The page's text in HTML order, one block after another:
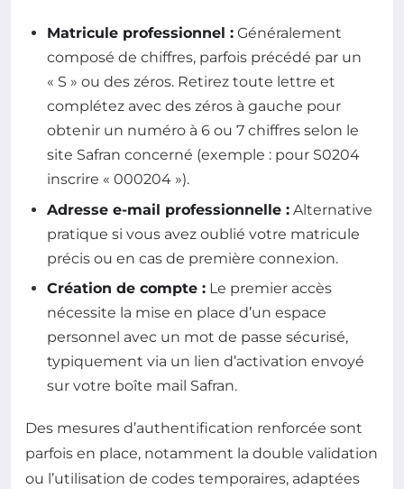
Matricule professionnel : Généralement
composé de chiffres, parfois précédé par un
« S » ou des zéros. Retirez toute lettre et
complétez avec des zéros à gauche pour
obtenir un numéro à 6 ou 7 chiffres selon le
site Safran concerné (exemple : pour S0204
inscrire « 000204 »).
Adresse e-mail professionnelle : Alternative
pratique si vous avez oublié votre matricule
précis ou en cas de première connexion.
Création de compte : Le premier accès
nécessite la mise en place d’un espace
personnel avec un mot de passe sécurisé,
typiquement via un lien d’activation envoyé
sur votre boîte mail Safran.
Des mesures d’authentification renforcée sont
parfois en place, notamment la double validation
ou l’utilisation de codes temporaires, adaptées